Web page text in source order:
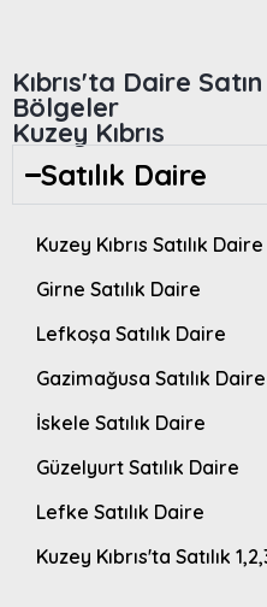
Kıbrıs'ta Daire
Bölgeler
Kuzey Kıbrıs
Satılık Daire
Kuzey Kıbrıs Satılık Daire
Girne Satılık Daire
Lefkoşa Satılık Daire
Gazimağusa Satılık Daire
İskele Satılık Daire
Güzelyurt Satılık Daire
Lefke Satılık Daire
Kuzey Kıbrıs'ta Satılık